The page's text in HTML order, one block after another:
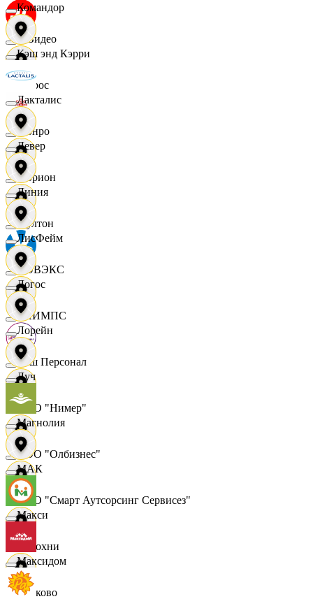
МВидео
Мирос
Монро
Морион
Мултон
НОВЭКС
ОЛИМПС
Ваш Персонал
ООО "Нимер"
ООО "Олбизнес"
ООО "Смарт Аутсорсинг Сервисез"
Отдохни
Очаково
Командор
Кэш энд Кэрри
Лакталис
Левер
Линия
ЛисФейм
Логос
Лорейн
Луч
Магнолия
МАК
Макси
Максидом